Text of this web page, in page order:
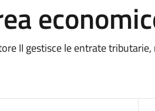
II gestisce le entrate